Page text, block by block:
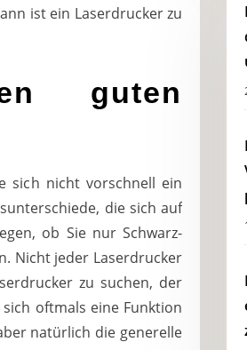
ist ein Laserdrucker zu
guten
sich nicht vorschnell ein
die sich auf
ob Sie nur Schwarz-
Nicht jeder Laserdrucker
zu suchen, der
oftmals eine Funktion
natürlich die generelle